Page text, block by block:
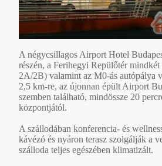
A négycsillagos Airport Hotel
részén, a Ferihegyi Repülőtér
2A/2B) valamint az M0-ás autópálya
2,5 km-re, az újonnan épült Airport
szemben található, mindössze 20
központjától.
A szállodában konferencia- és
kávézó és nyáron terasz szolgálják a
szálloda teljes egészében klimatizált.